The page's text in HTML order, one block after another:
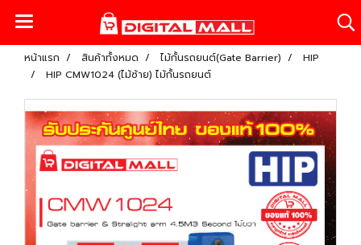
หน้าแรก สินค้าทั้งหมด ไม้กั้นรถยนต์(Gate Barrier)
HIP
HIP CMW1024 (ไม้ซ้าย) ไม้กั้นรถยนต์